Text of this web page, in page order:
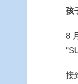
孩
8
接